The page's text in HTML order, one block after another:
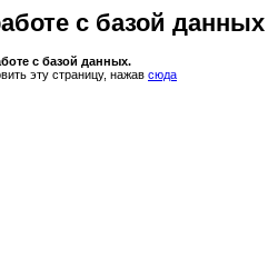
с базой данных
с базой данных.
эту страницу, нажав сюда